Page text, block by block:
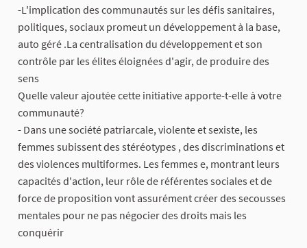
-L'implication des communautés sur les défis sanitaires,
politiques, sociaux promeut un développement à la base,
auto géré .La centralisation du développement et son
contrôle par les élites éloignées d'agir, de produire des
sens
Quelle valeur ajoutée cette initiative apporte-t-elle à votre
communauté?
- Dans une société patriarcale, violente et sexiste, les
femmes subissent des stéréotypes , des discriminations et
des violences multiformes. Les femmes e, montrant leurs
capacités d'action, leur rôle de référentes sociales et de
force de proposition vont assurément créer des secousses
mentales pour ne pas négocier des droits mais les
conquérir